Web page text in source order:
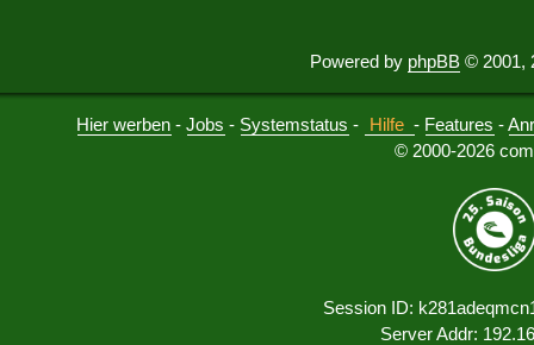
Powered by phpBB © 2001,
Hier werben -Jobs - Systemstatus - Hilfe - Features -
© 2000-2026
Session ID:
Server Addr: